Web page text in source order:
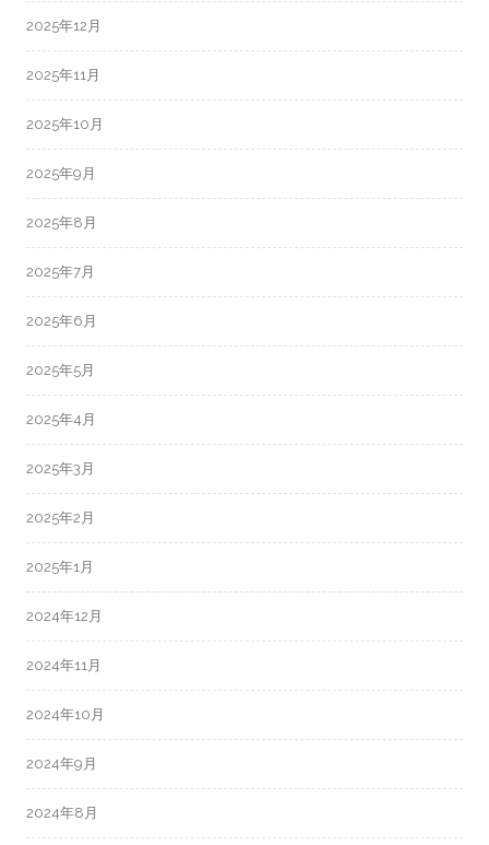
2025年12月
2025年11月
2025年10月
2025年9月
2025年8月
2025年7月
2025年6月
2025年5月
2025年4月
2025年3月
2025年2月
2025年1月
2024年12月
2024年11月
2024年10月
2024年9月
2024年8月